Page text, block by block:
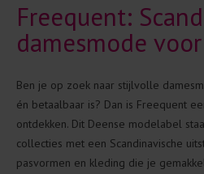
Freequent:
damesmode
Ben je op zoek naar stijlvolle
én betaalbaar is? Dan is Freequent
ontdekken. Dit Deense modelabel
collecties met een Scandinavische
pasvormen en kleding die je